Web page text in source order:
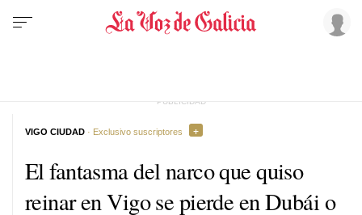
El fantasma del narco que quiso
reinar en Vigo se pierde en Dubái o
VIGO CIUDAD · Exclusivo suscriptores